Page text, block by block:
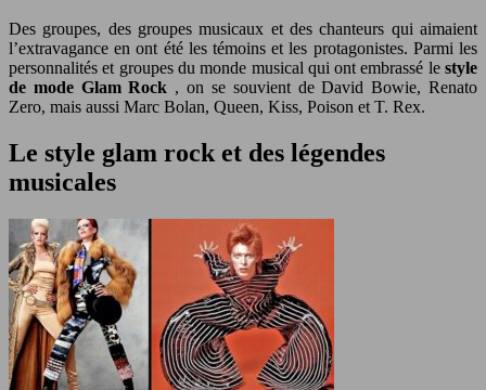
Des groupes, des groupes musicaux et des chanteurs qui aimaient
l’extravagance en ont été les témoins et les protagonistes. Parmi les
personnalités et groupes du monde musical qui ont embrassé le style
de mode Glam Rock , on se souvient de David Bowie, Renato
Zero, mais aussi Marc Bolan, Queen, Kiss, Poison et T. Rex.
Le style glam rock et des légendes
musicales